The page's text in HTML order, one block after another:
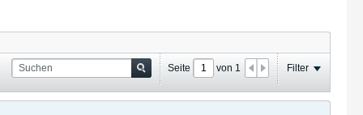
Seite von 1 Filter